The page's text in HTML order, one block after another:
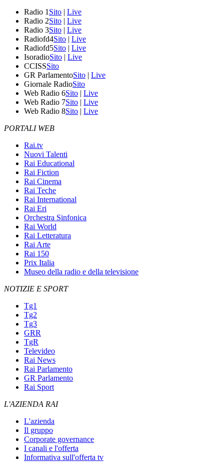
Radio 1 Sito | Live
Radio 2Sito | Live
Radio 3Sito | Live
Radiofd4Sito | Live
Radiofd5Sito | Live
IsoradioSito | Live
CCISSSito
GR ParlamentoSito | Live
Giornale RadioSito
Web Radio 6Sito | Live
Web Radio 7Sito | Live
Web Radio 8Sito | Live
PORTALI WEB
Rai.tv
Nuovi Talenti
Rai Educational
Rai Fiction
Rai Cinema
Rai Teche
Rai International
Rai Eri
Orchestra Sinfonica
Rai World
Rai Letteratura
Rai Arte
Rai 150
Prix Italia
Museo della radio e della televisione
NOTIZIE E SPORT
Tg1
Tg2
Tg3
GRR
TgR
Televideo
Rai News
Rai Parlamento
GR Parlamento
Rai Sport
L'AZIENDA RAI
L'azienda
Il gruppo
Corporate governance
I canali e l'offerta
Informativa sull'offerta tv